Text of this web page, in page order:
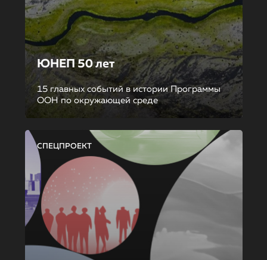
ЮНЕП 50 лет
15 главных событий в истории Программы
ООН по окружающей среде
СПЕЦПРОЕКТ